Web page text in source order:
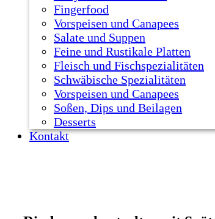
Fingerfood
Vorspeisen und Canapees
Salate und Suppen
Feine und Rustikale Platten
Fleisch und Fischspezialitäten
Schwäbische Spezialitäten
Vorspeisen und Canapees
Soßen, Dips und Beilagen
Desserts
Kontakt